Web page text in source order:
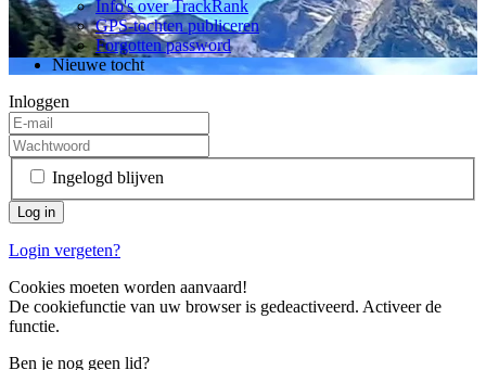
Info's over TrackRank
GPS-tochten publiceren
Forgotten password
Nieuwe tocht
Inloggen
Ingelogd blijven
Login vergeten?
Cookies moeten worden aanvaard!
De cookiefunctie van uw browser is gedeactiveerd. Activeer de
functie.
Ben je nog geen lid?